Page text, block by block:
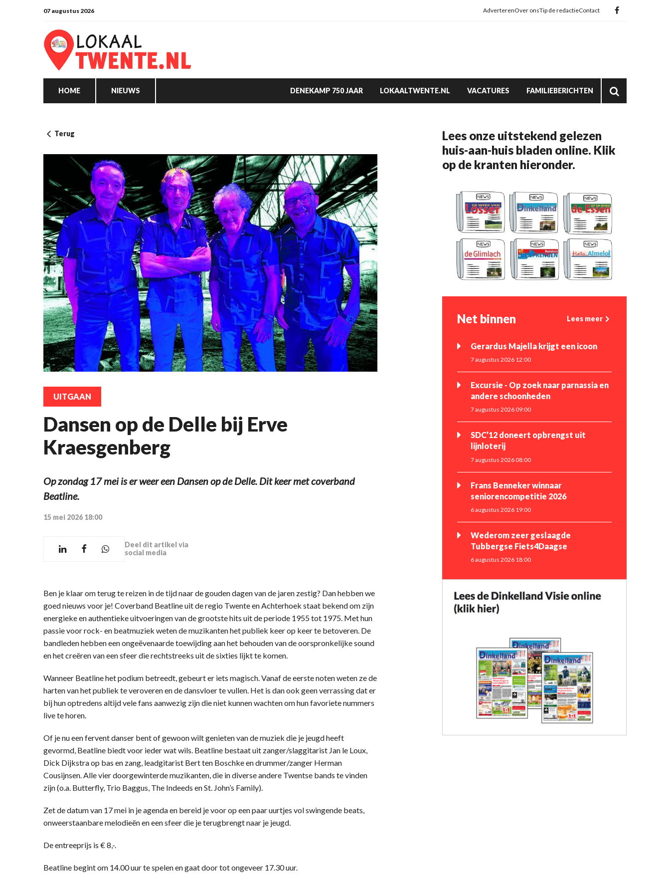
07 augustus 2026 AdverterenOver onsTip de redactieContact
HOME NIEUWS DENEKAMP 750 JAAR LOKAALTWENTE.NL VACATURES FAMILIEBERICHTEN
Terug
UITGAAN
Dansen op de Delle bij Erve
Kraesgenberg
Op zondag 17 mei is er weer een Dansen op de Delle. Dit keer met coverband
Beatline.
15 mei 2026 18:00
Deel dit artikel via
social media
Ben je klaar om terug te reizen in de tijd naar de gouden dagen van de jaren zestig? Dan hebben we
goed nieuws voor je! Coverband Beatline uit de regio Twente en Achterhoek staat bekend om zijn
energieke en authentieke uitvoeringen van de grootste hits uit de periode 1955 tot 1975. Met hun
passie voor rock- en beatmuziek weten de muzikanten het publiek keer op keer te betoveren. De
bandleden hebben een ongeëvenaarde toewijding aan het behouden van de oorspronkelijke sound
en het creëren van een sfeer die rechtstreeks uit de sixties lijkt te komen.
Wanneer Beatline het podium betreedt, gebeurt er iets magisch. Vanaf de eerste noten weten ze de
harten van het publiek te veroveren en de dansvloer te vullen. Het is dan ook geen verrassing dat er
bij hun optredens altijd vele fans aanwezig zijn die niet kunnen wachten om hun favoriete nummers
live te horen.
Of je nu een fervent danser bent of gewoon wilt genieten van de muziek die je jeugd heeft
gevormd, Beatline biedt voor ieder wat wils. Beatline bestaat uit zanger/slaggitarist Jan le Loux,
Dick Dijkstra op bas en zang, leadgitarist Bert ten Boschke en drummer/zanger Herman
Cousijnsen. Alle vier doorgewinterde muzikanten, die in diverse andere Twentse bands te vinden
zijn (o.a. Butterfly, Trio Baggus, The Indeeds en St. John’s Family).
Zet de datum van 17 mei in je agenda en bereid je voor op een paar uurtjes vol swingende beats,
onweerstaanbare melodieën en een sfeer die je terugbrengt naar je jeugd.
De entreeprijs is € 8,-.
Beatline begint om 14.00 uur te spelen en gaat door tot ongeveer 17.30 uur.
Lees onze uitstekend gelezen
huis-aan-huis bladen online. Klik
op de kranten hieronder.
Net binnen Lees meer
Gerardus Majella krijgt een icoon
7 augustus 2026 12:00
Excursie - Op zoek naar parnassia en
andere schoonheden
7 augustus 2026 09:00
SDC’12 doneert opbrengst uit
lijnloterij
7 augustus 2026 08:00
Frans Benneker winnaar
seniorencompetitie 2026
6 augustus 2026 19:00
Wederom zeer geslaagde
Tubbergse Fiets4Daagse
6 augustus 2026 18:00